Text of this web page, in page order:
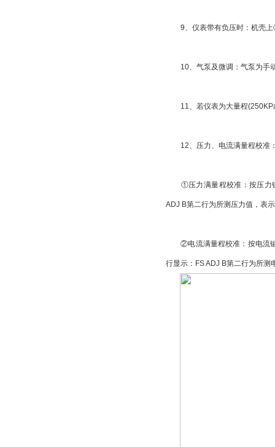
9、仪表带有负压时：机壳上③
10、气泵及微调：气泵为手动
11、若仪表为大量程
12、压力、电流满量程校准
①压力满量程校准：按压力键
ADJ B第二行为所测压力值，表
②电流满量程校准：按电流键
行显示：FS ADJ B第二行为所